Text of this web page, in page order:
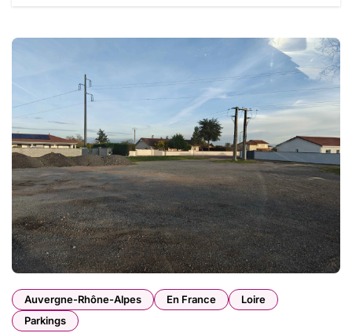
Auvergne-Rhône-Alpes En France
Loire
Parkings